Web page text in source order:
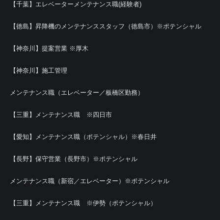
【千葉】エレベーターメンテナンス職(経験者)
【徳島】昇降機のメンテナンススタッフ（徳島市）※ポテンシャル
【神奈川】提案営業 ※厚木
【神奈川】施工管理
メンテナンス職（エレベーター／板橋区勤務）
【三重】メンテナンス職 ※四日市
【愛知】メンテナンス職（ポテンシャル）※春日井
【長野】保守営業（長野市）※ポテンシャル
メンテナンス職（新宿／エレベーター）※ポテンシャル
【三重】メンテナンス職 ※伊勢（ポテンシャル）